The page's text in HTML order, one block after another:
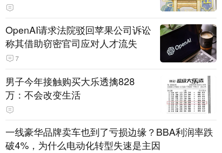
OpenAI请求法院驳回苹果公司诉讼
称其借助窃密官司应对人才流失
7
男子今年接触购买大乐透擒828
万：不会改变生活
一线豪华品牌卖车也到了亏损边缘？BBA利润率跌
破4%，为什么电动化转型失速是主因